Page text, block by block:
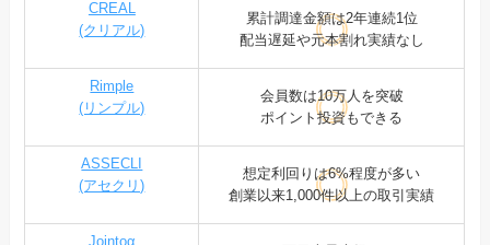
CREAL
(クリアル)
累計調達金額は2年連続1位
配当遅延や元本割れ実績なし
Rimple
(リンプル)
会員数は10万人を突破
ポイント投資もできる
ASSECLI
(アセクリ)
想定利回りは6%程度が多い
創業以来1,000件以上の取引実績